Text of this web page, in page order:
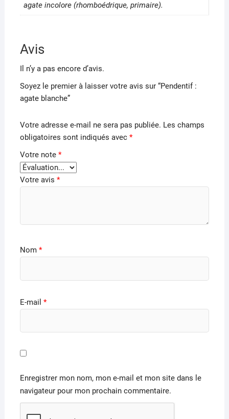
agate incolore (rhomboédrique, primaire).
Avis
Il n’y a pas encore d’avis.
Soyez le premier à laisser votre avis sur “Pendentif :
agate blanche”
Votre adresse e-mail ne sera pas publiée. Les champs
obligatoires sont indiqués avec *
Votre note *
Votre avis *
Nom *
E-mail *
Enregistrer mon nom, mon e-mail et mon site dans le
navigateur pour mon prochain commentaire.